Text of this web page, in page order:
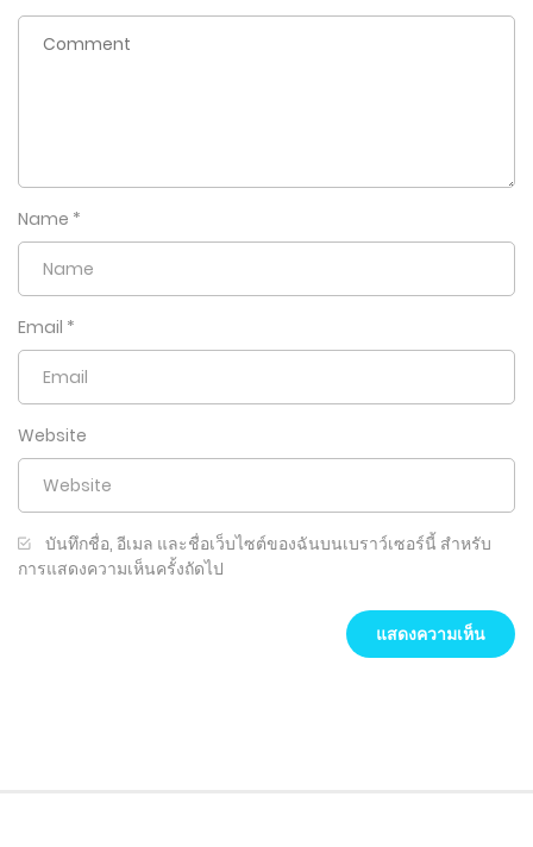
Name *
Email *
Website
บันทึกชื่อ, อีเมล และชื่อเว็บไซต์ของฉันบนเบราว์เซอร์นี้ สำหรับ
การแสดงความเห็นครั้งถัดไป